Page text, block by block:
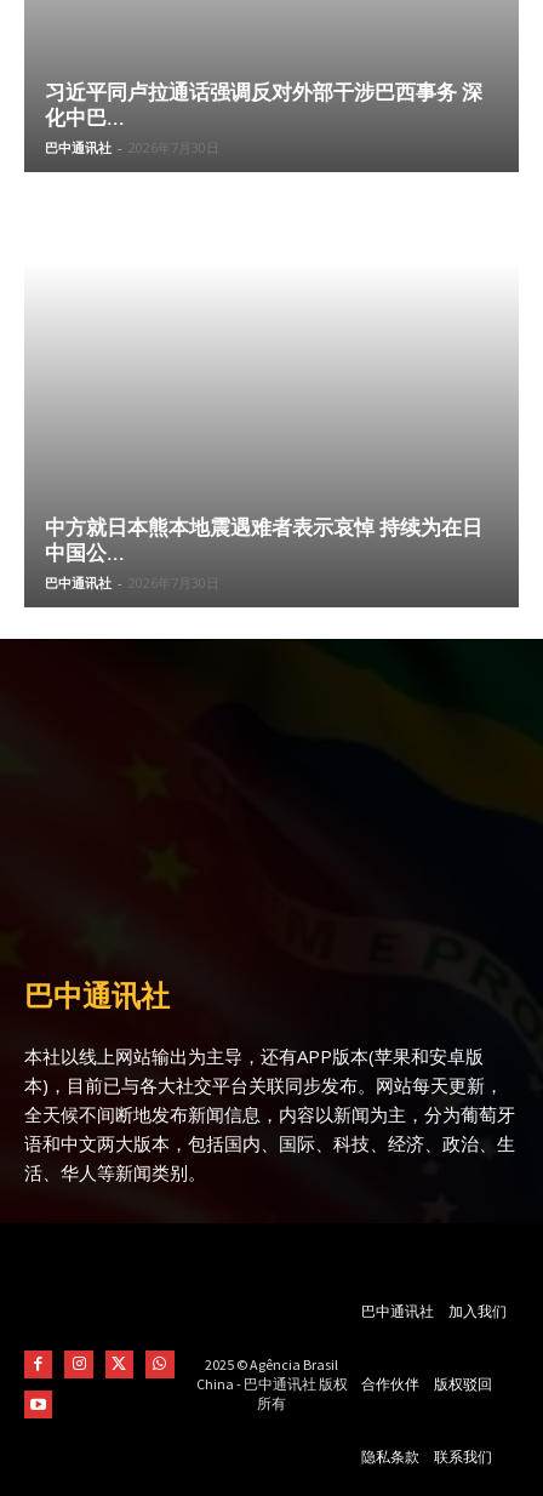
习近平同卢拉通话强调反对外部干涉巴西事务 深
化中巴...
巴中通讯社 - 2026年7月30日
中方就日本熊本地震遇难者表示哀悼 持续为在日
中国公...
巴中通讯社 - 2026年7月30日
巴中通讯社
本社以线上网站输出为主导，还有APP版本(苹果和安卓版
本)，目前已与各大社交平台关联同步发布。网站每天更新，
全天候不间断地发布新闻信息，内容以新闻为主，分为葡萄牙
语和中文两大版本，包括国内、国际、科技、经济、政治、生
活、华人等新闻类别。
2025 © Agência Brasil
China - 巴中通讯社 版权
所有
巴中通讯社 加入我们
合作伙伴 版权驳回
隐私条款 联系我们